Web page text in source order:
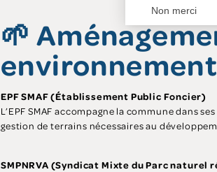
🌱
environnement
EPF SMAF (Établissement Public Foncier)
L’EPF SMAF accompagne la commune dans
gestion de terrains nécessaires au
SMPNRVA (Syndicat Mixte duParc naturel